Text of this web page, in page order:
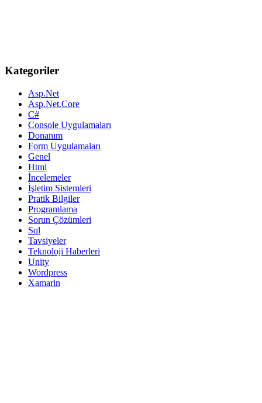
Kategoriler
Asp.Net
Asp.Net.Core
C#
Console Uygulamaları
Donanım
Form Uygulamaları
Genel
Html
İncelemeler
İşletim Sistemleri
Pratik Bilgiler
Programlama
Sorun Çözümleri
Sql
Tavsiyeler
Teknoloji Haberleri
Unity
Wordpress
Xamarin